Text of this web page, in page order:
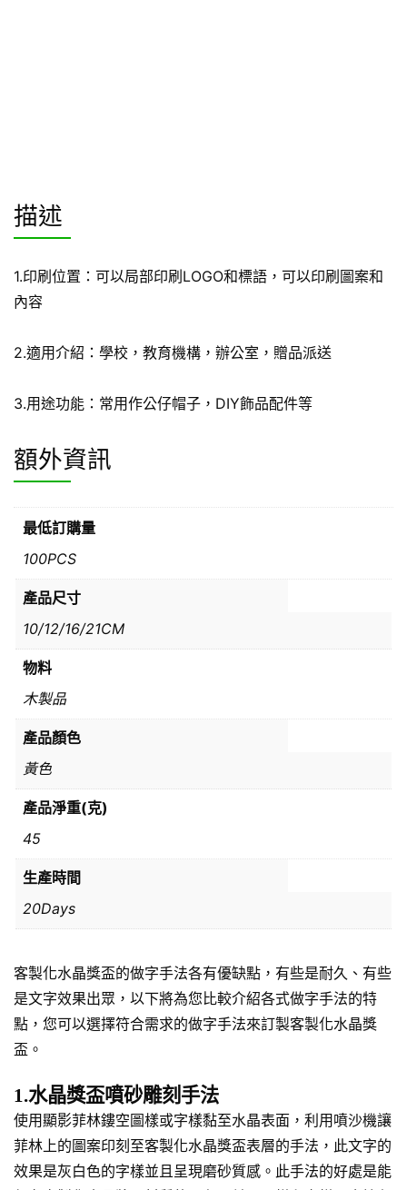
描述
1.印刷位置：可以局部印刷LOGO和標語，可以印刷圖案和
內容
2.適用介紹：學校，教育機構，辦公室，贈品派送
3.用途功能：常用作公仔帽子，DIY飾品配件等
額外資訊
最低訂購量
100PCS
產品尺寸
10/12/16/21CM
物料
木製品
產品顏色
黃色
產品淨重(克)
45
生產時間
20Days
客製化水晶獎盃的做字手法各有優缺點，有些是耐久、有些
是文字效果出眾，以下將為您比較介紹各式做字手法的特
點，您可以選擇符合需求的做字手法來訂製客製化水晶獎
盃。
1.水晶獎盃噴砂雕刻手法
使用顯影菲林鏤空圖樣或字樣黏至水晶表面，利用噴沙機讓
菲林上的圖案印刻至客製化水晶獎盃表層的手法，此文字的
效果是灰白色的字樣並且呈現磨砂質感。此手法的好處是能